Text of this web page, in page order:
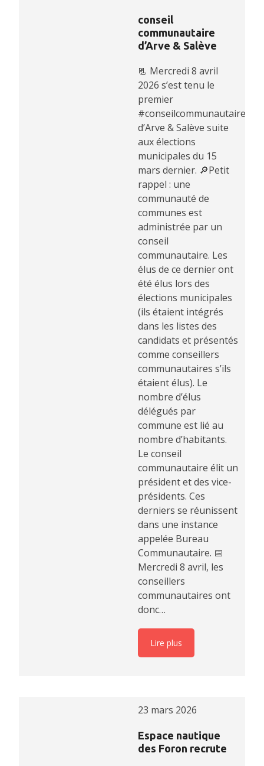
conseil
communautaire
d’Arve & Salève
📃 Mercredi 8 avril
2026 s’est tenu le
premier
#conseilcommunautaire
d’Arve & Salève suite
aux élections
municipales du 15
mars dernier. 🔎Petit
rappel : une
communauté de
communes est
administrée par un
conseil
communautaire. Les
élus de ce dernier ont
été élus lors des
élections municipales
(ils étaient intégrés
dans les listes des
candidats et présentés
comme conseillers
communautaires s’ils
étaient élus). Le
nombre d’élus
délégués par
commune est lié au
nombre d’habitants.
Le conseil
communautaire élit un
président et des vice-
présidents. Ces
derniers se réunissent
dans une instance
appelée Bureau
Communautaire. 📅
Mercredi 8 avril, les
conseillers
communautaires ont
donc…
Lire plus
23 mars 2026
Espace nautique
des Foron recrute